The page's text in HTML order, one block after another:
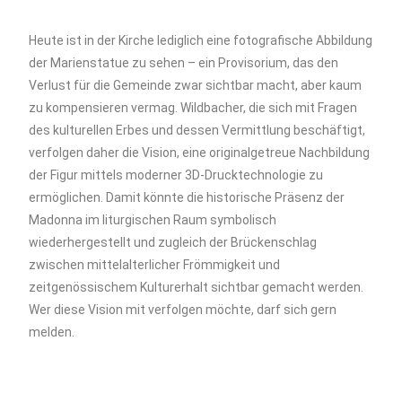
Heute ist in der Kirche lediglich eine fotografische Abbildung
der Marienstatue zu sehen – ein Provisorium, das den
Verlust für die Gemeinde zwar sichtbar macht, aber kaum
zu kompensieren vermag. Wildbacher, die sich mit Fragen
des kulturellen Erbes und dessen Vermittlung beschäftigt,
verfolgen daher die Vision, eine originalgetreue Nachbildung
der Figur mittels moderner 3D-Drucktechnologie zu
ermöglichen. Damit könnte die historische Präsenz der
Madonna im liturgischen Raum symbolisch
wiederhergestellt und zugleich der Brückenschlag
zwischen mittelalterlicher Frömmigkeit und
zeitgenössischem Kulturerhalt sichtbar gemacht werden.
Wer diese Vision mit verfolgen möchte, darf sich gern
melden.